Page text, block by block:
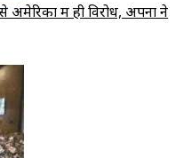
में ही विरोध, अपनों ने